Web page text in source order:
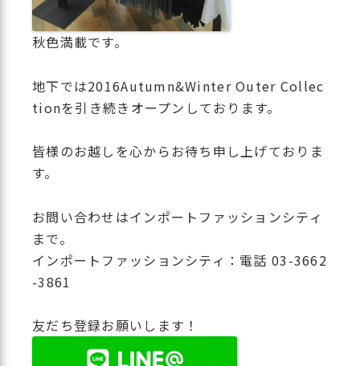
秋色満載です。
地下では2016Autumn&Winter Outer Collec
tionを引き続きオープンしております。
皆様のお越しを心からお待ち申し上げておりま
す。
お問い合わせはインポートファッションシティ
まで。
インポートファッションシティ：電話 03-3662
-3861
友だち登録お願いします！